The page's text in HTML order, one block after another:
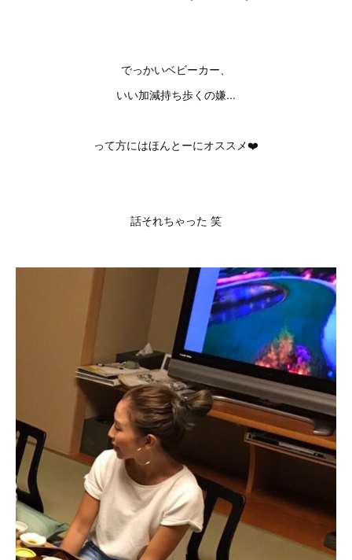
でっかいベビーカー、
いい加減持ち歩くの嫌...
って方にはほんとーにオススメ❤️
話それちゃった 笑